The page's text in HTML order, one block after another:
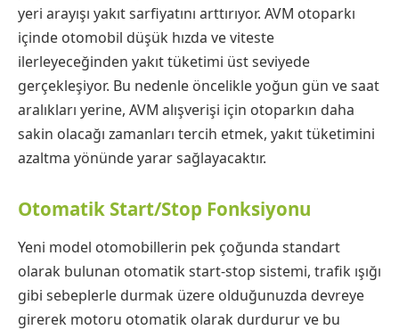
yeri arayışı yakıt sarfiyatını arttırıyor. AVM otoparkı
içinde otomobil düşük hızda ve viteste
ilerleyeceğinden yakıt tüketimi üst seviyede
gerçekleşiyor. Bu nedenle öncelikle yoğun gün ve saat
aralıkları yerine, AVM alışverişi için otoparkın daha
sakin olacağı zamanları tercih etmek, yakıt tüketimini
azaltma yönünde yarar sağlayacaktır.
Otomatik Start/Stop Fonksiyonu
Yeni model otomobillerin pek çoğunda standart
olarak bulunan otomatik start-stop sistemi, trafik ışığı
gibi sebeplerle durmak üzere olduğunuzda devreye
girerek motoru otomatik olarak durdurur ve bu